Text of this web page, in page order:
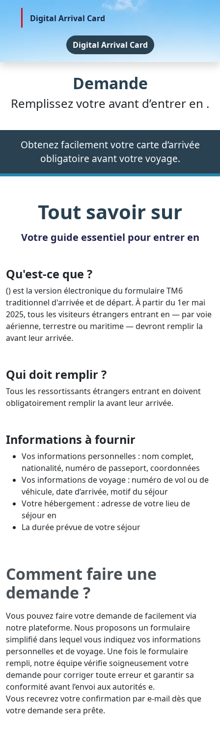
Digital Arrival Card
Digital Arrival Card
Demande
Remplissez votre avant d’entrer en .
Obtenez facilement votre carte d’arrivée
obligatoire avant votre voyage.
Tout savoir sur
Votre guide essentiel pour entrer en
Qu'est-ce que ?
() est la version électronique du formulaire TM6
traditionnel d'arrivée et de départ. À partir du 1er mai
2025, tous les visiteurs étrangers entrant en — par voie
aérienne, terrestre ou maritime — devront remplir la
avant leur arrivée.
Qui doit remplir ?
Tous les ressortissants étrangers entrant en doivent
obligatoirement remplir la avant leur arrivée.
Informations à fournir
Vos informations personnelles : nom complet,
nationalité, numéro de passeport, coordonnées
Vos informations de voyage : numéro de vol ou de
véhicule, date d’arrivée, motif du séjour
Votre hébergement : adresse de votre lieu de
séjour en
La durée prévue de votre séjour
Comment faire une
demande ?
Vous pouvez faire votre demande de facilement via
notre plateforme. Nous proposons un formulaire
simplifié dans lequel vous indiquez vos informations
personnelles et de voyage. Une fois le formulaire
rempli, notre équipe vérifie soigneusement votre
demande pour corriger toute erreur et garantir sa
conformité avant l’envoi aux autorités e.
Vous recevrez votre confirmation par e-mail dès que
votre demande sera prête.